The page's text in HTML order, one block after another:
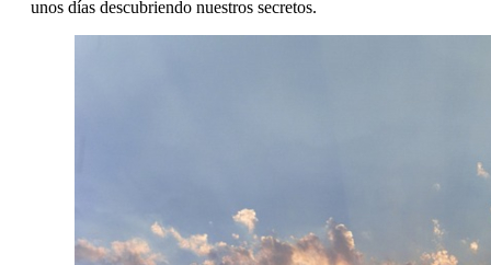
unos días descubriendo nuestros secretos.